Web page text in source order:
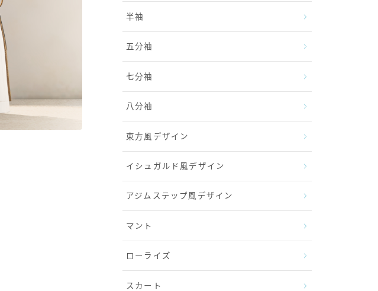
半袖
五分袖
七分袖
八分袖
東方風デザイン
イシュガルド風デザイン
アジムステップ風デザイン
マント
ローライズ
スカート